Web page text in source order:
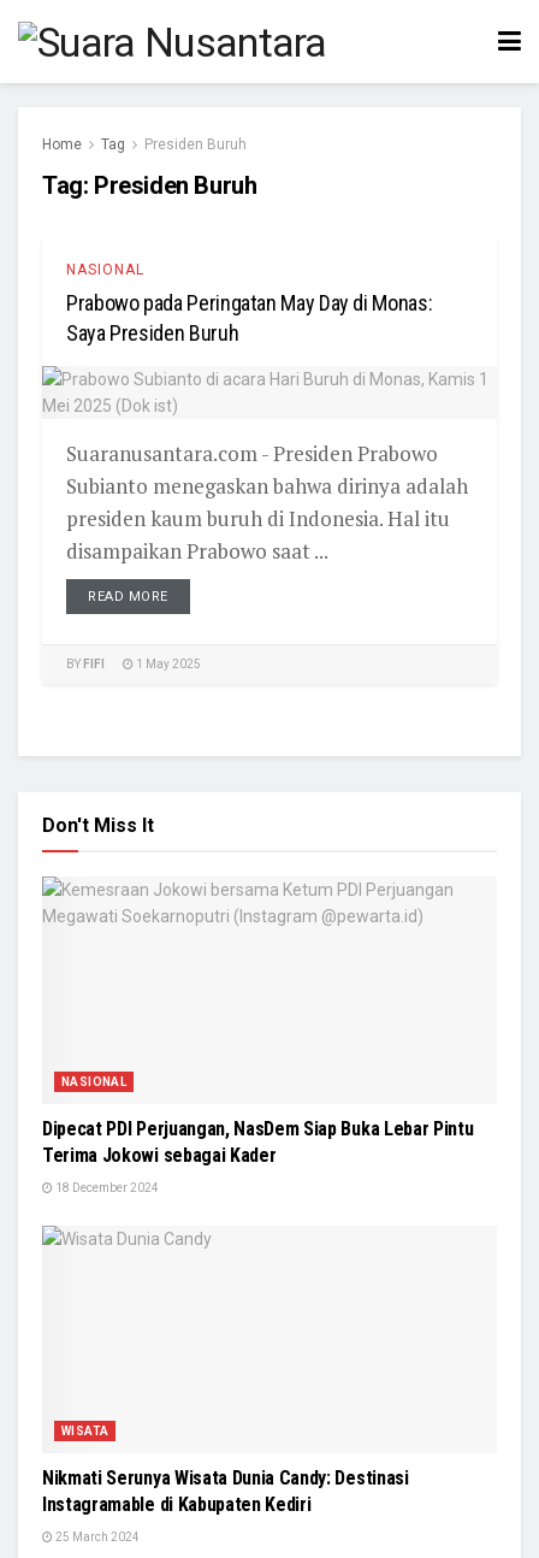
Home Tag Presiden Buruh
Tag: Presiden Buruh
NASIONAL
Prabowo pada Peringatan May Day di Monas:
Saya Presiden Buruh
Suaranusantara.com - Presiden Prabowo
Subianto menegaskan bahwa dirinya adalah
presiden kaum buruh di Indonesia. Hal itu
disampaikan Prabowo saat ...
READ MORE
BY FIFI 1 May 2025
Don't Miss It
NASIONAL
Dipecat PDI Perjuangan, NasDem Siap Buka Lebar Pintu
Terima Jokowi sebagai Kader
18 December 2024
WISATA
Nikmati Serunya Wisata Dunia Candy: Destinasi
Instagramable di Kabupaten Kediri
25 March 2024